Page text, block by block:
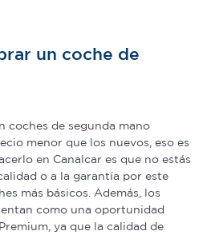
un coche de
coches de segunda mano
menor que los nuevos, eso es
en Canalcar es que no estás
o a la garantía por este
más básicos. Además, los
como una oportunidad
ya que la calidad de